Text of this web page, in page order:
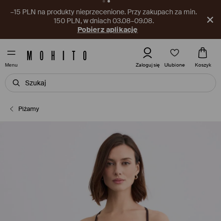
–15 PLN na produkty nieprzecenione. Przy zakupach za min.
150 PLN, w dniach 03.08–09.08.
Pobierz aplikację
Menu Zaloguj się Ulubione Koszyk
Piżamy